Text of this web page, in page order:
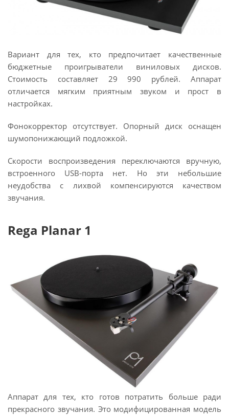
Вариант для тех, кто предпочитает качественные
бюджетные проигрыватели виниловых дисков.
Стоимость составляет 29 990 рублей. Аппарат
отличается мягким приятным звуком и прост в
настройках.
Фонокорректор отсутствует. Опорный диск оснащен
шумопонижающий подложкой.
Скорости воспроизведения переключаются вручную,
встроенного USB-порта нет. Но эти небольшие
неудобства с лихвой компенсируются качеством
звучания.
Rega Planar 1
Аппарат для тех, кто готов потратить больше ради
прекрасного звучания. Это модифицированная модель